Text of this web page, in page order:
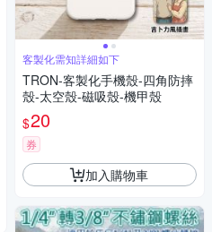
客製化需知詳細如下
TRON-客製化手機殼-四角防摔
殼-太空殼-磁吸殼-機甲殼
$20
券
加入購物車